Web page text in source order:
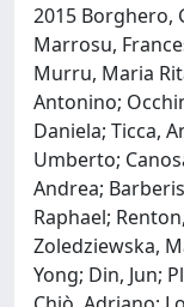
2015 Borghero,
Marrosu,
Murru, Maria
Antonino;
Daniela; Ticca,
Umberto;
Andrea;
Raphael;
Zoledziewska,
Yong; Din, Jun;